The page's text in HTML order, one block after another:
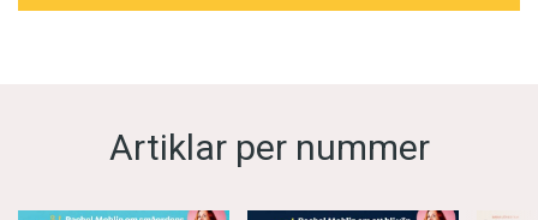
Artiklar per nummer